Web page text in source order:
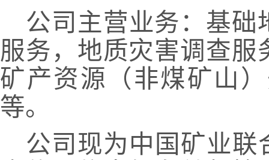
公司主营业务：基础
服务，地质灾害调查
矿产资源（非煤矿山
等。
公司现为中国矿业联